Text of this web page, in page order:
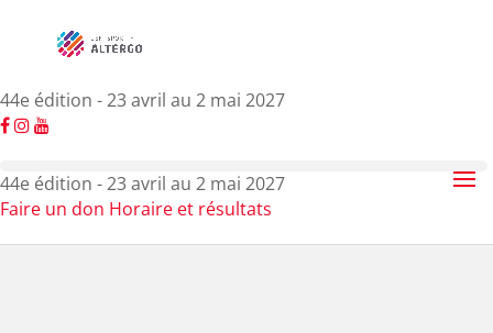
44e édition - 23 avril au 2 mai 2027
44e édition - 23 avril au 2 mai 2027
Faire un don Horaire et résultats